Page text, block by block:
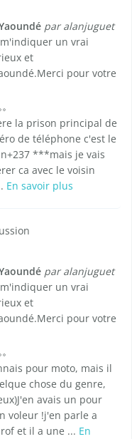
par alanjuguet
un vrai
et
pour votre
la prison principal de
de téléphone c'est le
***mais je vais
ca avec le voisin
En savoir plus
par alanjuguet
un vrai
et
pour votre
pour moto, mais il
chose du genre,
avais un pour
voleur !j'en parle a
et il a une ... En